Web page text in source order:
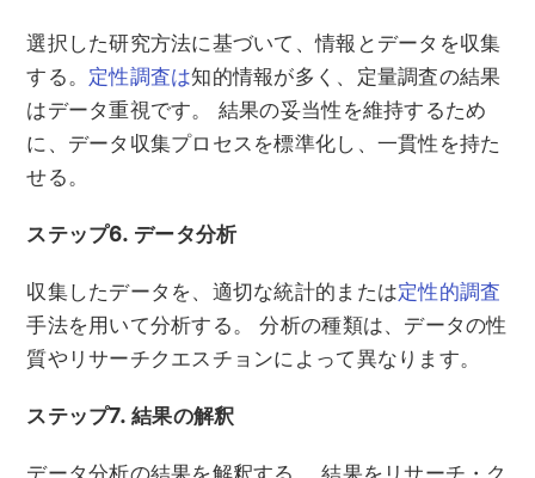
選択した研究方法に基づいて、情報とデータを収集
する。 定性調査は知的情報が多く、定量調査の結果
はデータ重視です。 結果の妥当性を維持するため
に、データ収集プロセスを標準化し、一貫性を持た
せる。
ステップ6. データ分析
収集したデータを、適切な統計的または定性的調査
手法を用いて分析する。 分析の種類は、データの性
質やリサーチクエスチョンによって異なります。
ステップ7. 結果の解釈